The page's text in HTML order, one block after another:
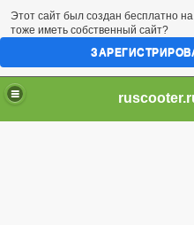
Этот сайт был создан бесплатно на
тоже иметь собственный сайт?